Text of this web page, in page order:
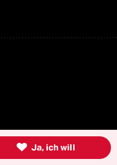
 Ja, ich will